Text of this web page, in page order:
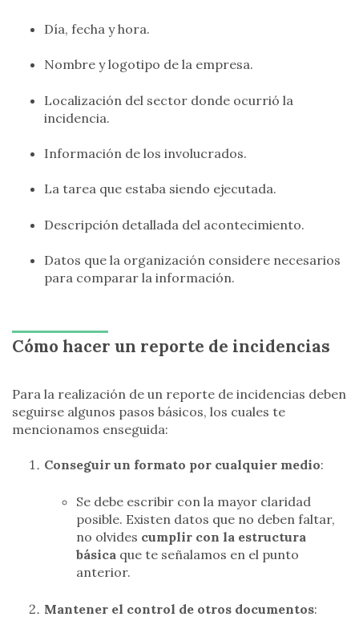
Día, fecha y hora.
Nombre y logotipo de la empresa.
Localización del sector donde ocurrió la
incidencia.
Información de los involucrados.
La tarea que estaba siendo ejecutada.
Descripción detallada del acontecimiento.
Datos que la organización considere necesarios
para comparar la información.
Cómo hacer un reporte de incidencias
Para la realización de un reporte de incidencias deben
seguirse algunos pasos básicos, los cuales te
mencionamos enseguida:
Conseguir un formato por cualquier medio:
Se debe escribir con la mayor claridad
posible. Existen datos que no deben faltar,
no olvides cumplir con la estructura
básica que te señalamos en el punto
anterior.
Mantener el control de otros documentos: